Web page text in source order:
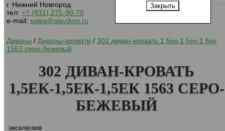
г. Нижний Новгород
тел: +7 (831) 275-90-70
e-mail: sales@slavdvor.ru
Диваны / Диваны-кровати / 302 диван-кровать 1,5ек-1,5ек-1,5ек
1563 серо-бежевый
302 ДИВАН-КРОВАТЬ
1,5ЕК-1,5ЕК-1,5ЕК 1563 СЕРО-
БЕЖЕВЫЙ
эксклюзив